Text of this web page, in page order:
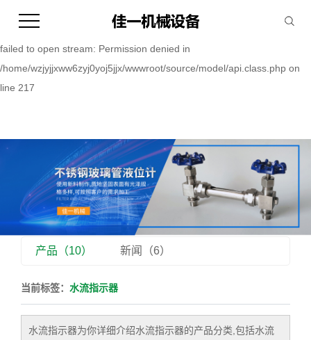
file_put_contents(/home/wzjyjjxww6zyj0yoj5jjx/wwwroot/source/
failed to open stream: Permission denied in
/home/wzjyjjxww6zyj0yoj5jjx/wwwroot/source/model/api.class.php on
line 217
产品（10） 新闻（6）
当前标签： 水流指示器
水流指示器为你详细介绍水流指示器的产品分类,包括水流